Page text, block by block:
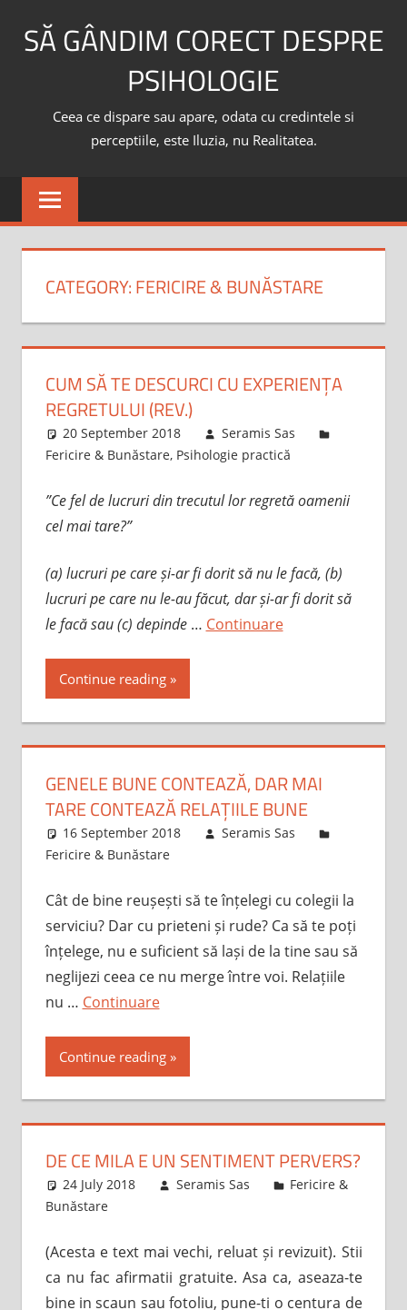
SĂ GÂNDIM CORECT DESPRE
PSIHOLOGIE
Ceea ce dispare sau apare, odata cu credintele si
perceptiile, este Iluzia, nu Realitatea.
CATEGORY:FERICIRE & BUNĂSTARE
CUM SĂ TE DESCURCI CU EXPERIENȚA
REGRETULUI (REV.)
20 September 2018
Seramis Sas
Fericire & Bunăstare, Psihologie practică
”Ce fel de lucruri din trecutul lor regretă oamenii
cel mai tare?”
(a) lucruri pe care și-ar fi dorit să nu le facă, (b)
lucruri pe care nu le-au făcut, dar și-ar fi dorit să
le facă sau (c) depinde … Continuare
Continue reading
GENELE BUNE CONTEAZĂ, DAR MAI
TARE CONTEAZĂ RELAȚIILE BUNE
16 September 2018
Seramis Sas
Fericire & Bunăstare
Cât de bine reușești să te înțelegi cu colegii la
serviciu? Dar cu prieteni și rude? Ca să te poți
înțelege, nu e suficient să lași de la tine sau să
neglijezi ceea ce nu merge între voi. Relațiile
nu … Continuare
Continue reading
DE CE MILA E UN SENTIMENT PERVERS?
24 July 2018 Seramis Sas
Fericire &
Bunăstare
(Acesta e text mai vechi, reluat și revizuit). Stii
ca nu fac afirmatii gratuite. Asa ca, aseaza-te
bine in scaun sau fotoliu, pune-ti o centura de